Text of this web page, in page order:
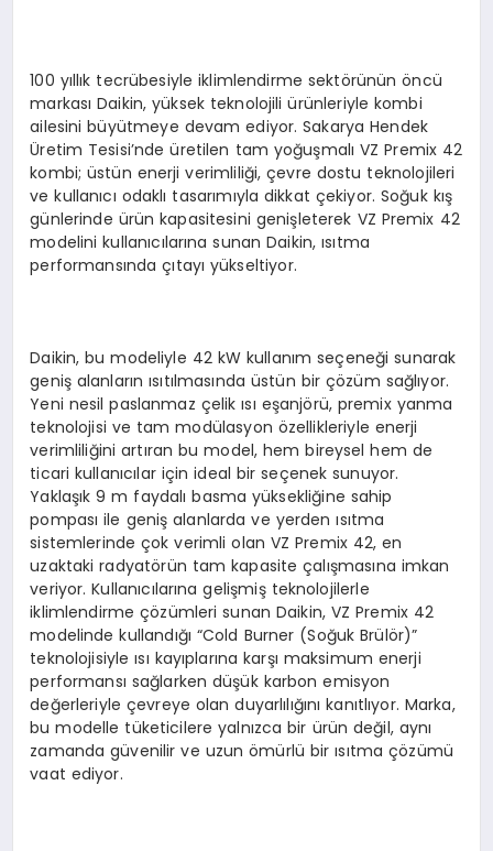
100 yıllık tecrübesiyle iklimlendirme sektörünün öncü
markası Daikin, yüksek teknolojili ürünleriyle kombi
ailesini büyütmeye devam ediyor. Sakarya Hendek
Üretim Tesisi’nde üretilen tam yoğuşmalı VZ Premix 42
kombi; üstün enerji verimliliği, çevre dostu teknolojileri
ve kullanıcı odaklı tasarımıyla dikkat çekiyor. Soğuk kış
günlerinde ürün kapasitesini genişleterek VZ Premix 42
modelini kullanıcılarına sunan Daikin, ısıtma
performansında çıtayı yükseltiyor.
Daikin, bu modeliyle 42 kW kullanım seçeneği sunarak
geniş alanların ısıtılmasında üstün bir çözüm sağlıyor.
Yeni nesil paslanmaz çelik ısı eşanjörü, premix yanma
teknolojisi ve tam modülasyon özellikleriyle enerji
verimliliğini artıran bu model, hem bireysel hem de
ticari kullanıcılar için ideal bir seçenek sunuyor.
Yaklaşık 9 m faydalı basma yüksekliğine sahip
pompası ile geniş alanlarda ve yerden ısıtma
sistemlerinde çok verimli olan VZ Premix 42, en
uzaktaki radyatörün tam kapasite çalışmasına imkan
veriyor. Kullanıcılarına gelişmiş teknolojilerle
iklimlendirme çözümleri sunan Daikin, VZ Premix 42
modelinde kullandığı “Cold Burner (Soğuk Brülör)”
teknolojisiyle ısı kayıplarına karşı maksimum enerji
performansı sağlarken düşük karbon emisyon
değerleriyle çevreye olan duyarlılığını kanıtlıyor. Marka,
bu modelle tüketicilere yalnızca bir ürün değil, aynı
zamanda güvenilir ve uzun ömürlü bir ısıtma çözümü
vaat ediyor.